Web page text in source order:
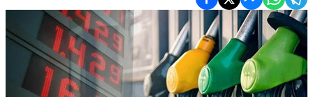
وليد جنبلاطالحزب
ابحث